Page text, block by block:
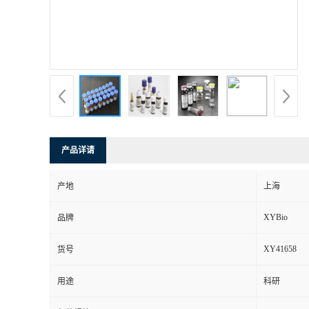
产品详请
产地 上海
品牌 XYBio
货号 XY41658
用途 科研